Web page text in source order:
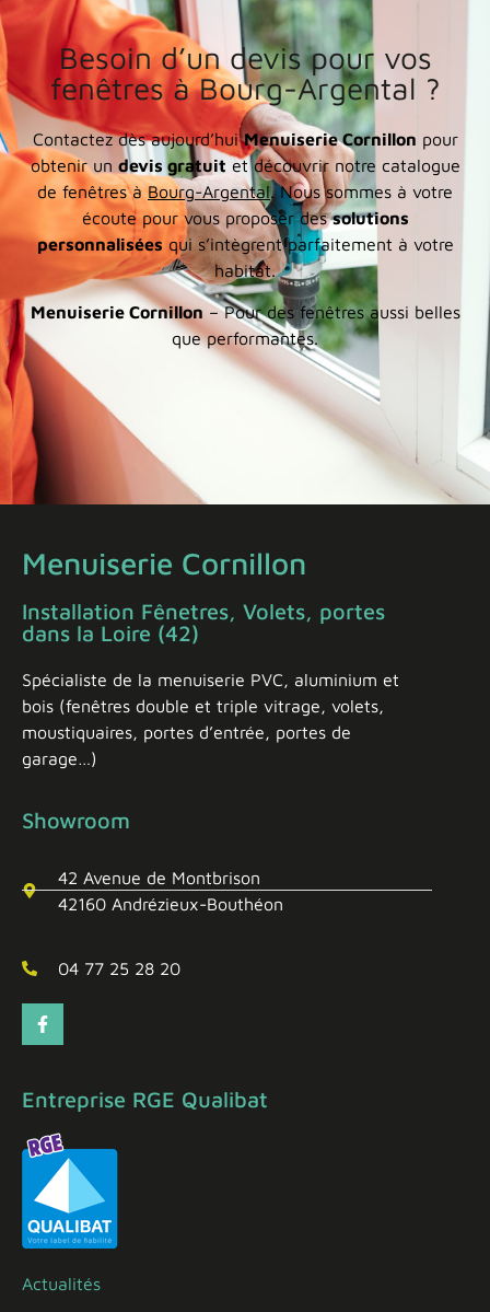
Besoin d’un devis pour vos
fenêtres à Bourg-Argental ?
Contactez dès aujourd’huiMenuiserie Cornillon pour
obtenir un devis gratuit et découvrir notre catalogue
de fenêtres àBourg-Argental. Nous sommes à votre
écoute pour vous proposer dessolutions
personnalisées qui s’intègrent parfaitement à votre
habitat.
Menuiserie Cornillon– Pour des fenêtres aussi belles
que performantes.
Menuiserie Cornillon
Installation Fênetres, Volets, portes
dans la Loire (42)
Spécialiste de la menuiserie PVC, aluminium et
bois (fenêtres double et triple vitrage, volets,
moustiquaires, portes d’entrée, portes de
garage…)
Showroom
42 Avenue de Montbrison
42160 Andrézieux-Bouthéon
04 77 25 28 20
Entreprise RGE Qualibat
Actualités